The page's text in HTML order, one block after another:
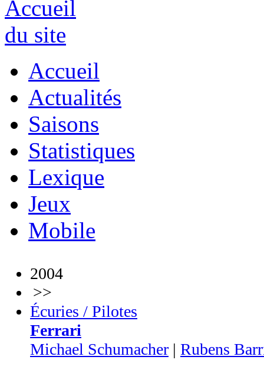
Accueil
Actualités
Saisons
Statistiques
Lexique
Jeux
Mobile
2004
>>
Écuries / Pilotes
Ferrari
Michael Schumacher | Rubens